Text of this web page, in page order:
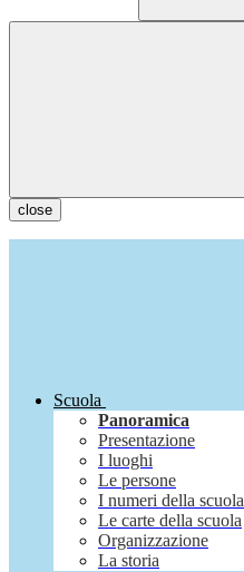
close
Scuola
Panoramica
Presentazione
I luoghi
Le persone
I numeri della scuola
Le carte della scuola
Organizzazione
La storia